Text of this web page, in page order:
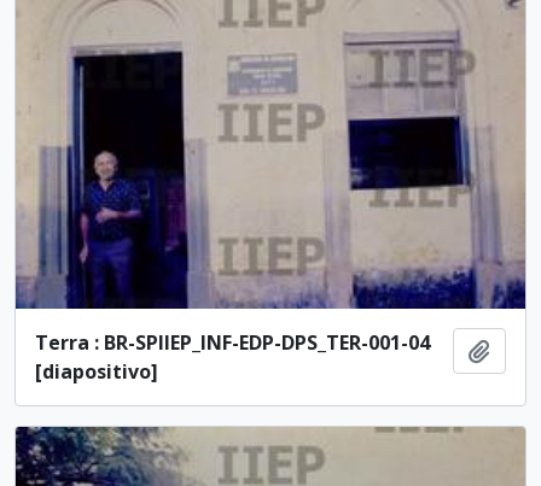
Terra : BR-SPIIEP_INF-EDP-DPS_TER-001-04
[diapositivo]